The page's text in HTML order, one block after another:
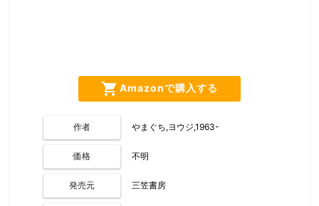
shopping_cart Amazonで購入する
作者 やまぐち,ヨウジ,1963-
価格 不明
発売元 三笠書房